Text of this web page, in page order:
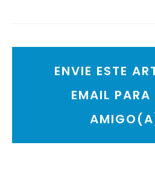
ENVIE ESTE
EMAIL